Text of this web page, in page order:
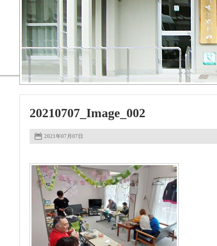
20210707_Image_002
2021年07月07日